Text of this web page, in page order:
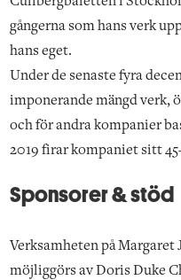
gångerna som hans verk
hans eget.
Under de senaste fyra
imponerande mängd verk,
och för andra kompanier
2019 firar kompaniet sitt
Sponsorer & stöd
Verksamheten på
möjliggörs av Doris Duke